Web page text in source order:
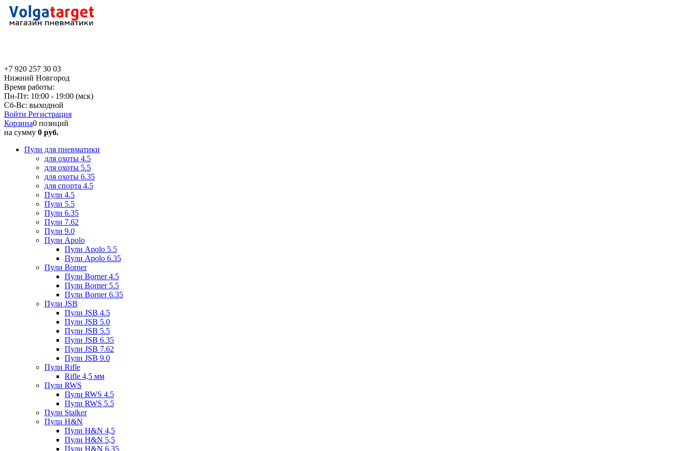
+7 920 257 30 03
Нижний Новгород
Время работы:
Пн-Пт: 10:00 - 19:00 (мск)
Сб-Вс: выходной
Войти Регистрация
Корзина0 позиций
на сумму 0 руб.
Пули для пневматики
для охоты 4.5
для охоты 5.5
для охоты 6.35
для спорта 4.5
Пули 4.5
Пули 5.5
Пули 6.35
Пули 7.62
Пули 9.0
Пули Apolo
Пули Apolo 5.5
Пули Apolo 6.35
Пули Borner
Пули Borner 4.5
Пули Borner 5.5
Пули Borner 6.35
Пули JSB
Пули JSB 4.5
Пули JSB 5.0
Пули JSB 5.5
Пули JSB 6.35
Пули JSB 7.62
Пули JSB 9.0
Пули Rifle
Rifle 4,5 мм
Пули RWS
Пули RWS 4.5
Пули RWS 5.5
Пули Stalker
Пули H&N
Пули H&N 4,5
Пули H&N 5,5
Пули H&N 6,35